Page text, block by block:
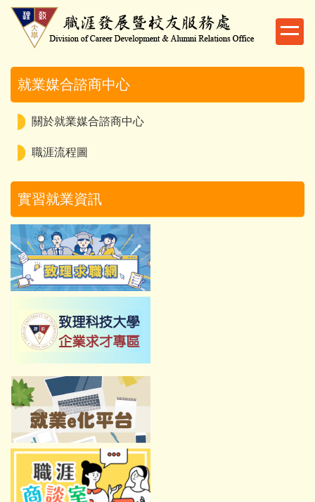
跳
就業媒合諮商中心
關於就業媒合諮商中心
職涯流程圖
實習就業資訊